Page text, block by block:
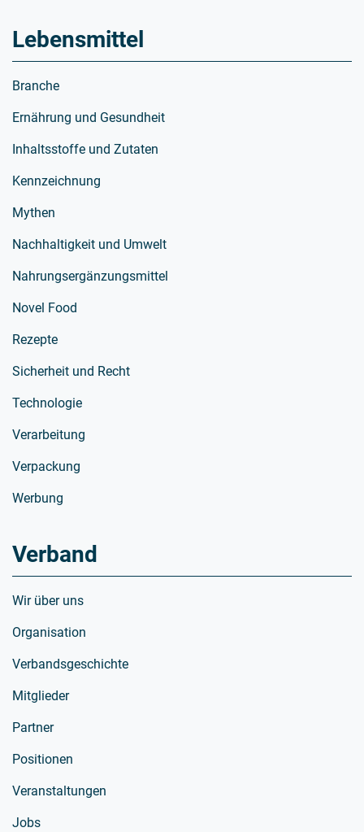
Lebensmittel
Branche
Ernährung und Gesundheit
Inhaltsstoffe und Zutaten
Kennzeichnung
Mythen
Nachhaltigkeit und Umwelt
Nahrungsergänzungsmittel
Novel Food
Rezepte
Sicherheit und Recht
Technologie
Verarbeitung
Verpackung
Werbung
Verband
Wir über uns
Organisation
Verbandsgeschichte
Mitglieder
Partner
Positionen
Veranstaltungen
Jobs